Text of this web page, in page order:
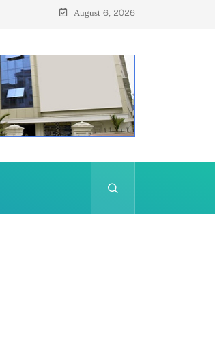
August 6, 2026